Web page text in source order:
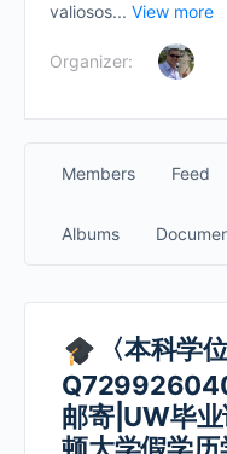
valiosos... View more
Organizer:
Members Feed
Albums
〈本科学
邮寄|UW毕